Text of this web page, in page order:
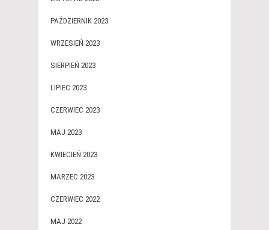
PAŹDZIERNIK 2023
WRZESIEŃ 2023
SIERPIEŃ 2023
LIPIEC 2023
CZERWIEC 2023
MAJ 2023
KWIECIEŃ 2023
MARZEC 2023
CZERWIEC 2022
MAJ 2022